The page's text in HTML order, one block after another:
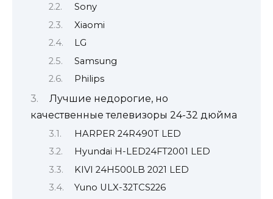
Sony
Xiaomi
LG
Samsung
Philips
Лучшие недорогие, но
качественные телевизоры 24-32 дюйма
HARPER 24R490T LED
Hyundai H-LED24FT2001 LED
KIVI 24H500LB 2021 LED
Yuno ULX-32TCS226